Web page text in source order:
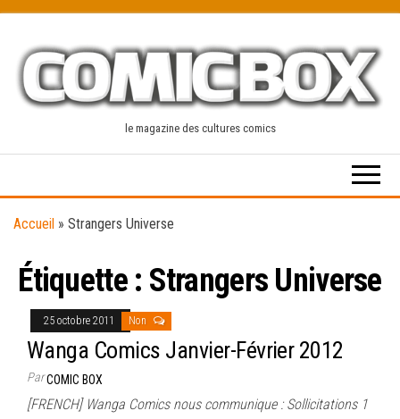
content
le magazine des cultures comics
Accueil » Strangers Universe
Étiquette : Strangers Universe
25 octobre 2011 Non
Wanga Comics Janvier-Février 2012
ParCOMIC BOX
[FRENCH] Wanga Comics nous communique : Sollicitations 1